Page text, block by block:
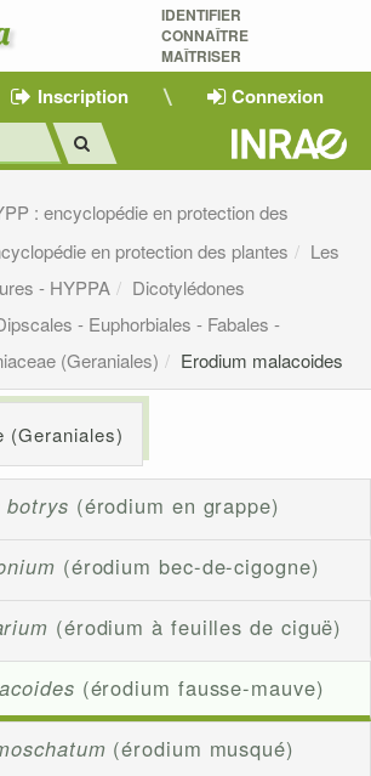
IDENTIFIER
CONNAÎTRE
MAÎTRISER
Inscription Connexion
: encyclopédie en protection des
en protection des plantes
Les
- HYPPA
Dicotylédones
- Euphorbiales - Fabales -
(Geraniales) Erodium malacoides
(Geraniales)
botrys (érodium en grappe)
(érodium bec-de-cigogne)
(érodium à feuilles de ciguë)
(érodium fausse-mauve)
(érodium musqué)